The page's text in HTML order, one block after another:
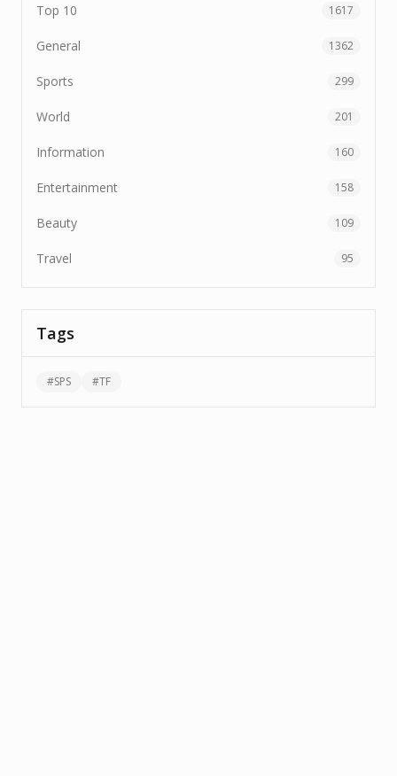
Top 10 1617
General 1362
Sports 299
World 201
Information 160
Entertainment 158
Beauty 109
Travel 95
Tags
#SPS #TF